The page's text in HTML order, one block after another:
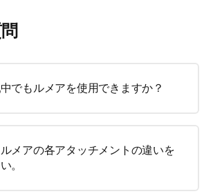
でもルメアを使用できますか？
メアの各アタッチメントの違いを
。